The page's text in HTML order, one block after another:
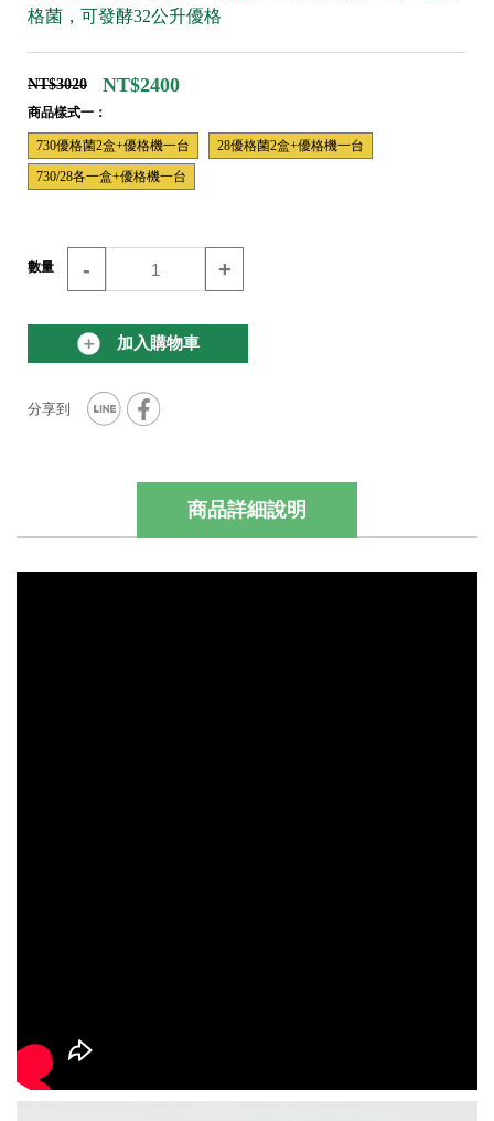
格菌，可發酵32公升優格
NT$3020 NT$2400
商品樣式一：
730優格菌2盒+優格機一台
28優格菌2盒+優格機一台
730/28各一盒+優格機一台
數量 - +
加入購物車
商品詳細說明